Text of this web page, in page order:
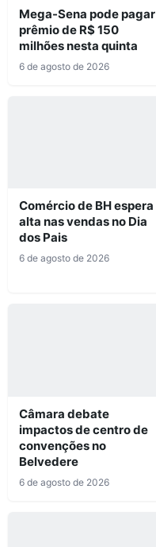
Mega-Sena pode pagar
prêmio de R$ 150
milhões nesta quinta
6 de agosto de 2026
Comércio de BH espera
alta nas vendas no Dia
dos Pais
6 de agosto de 2026
Câmara debate
impactos de centro de
convenções no
Belvedere
6 de agosto de 2026